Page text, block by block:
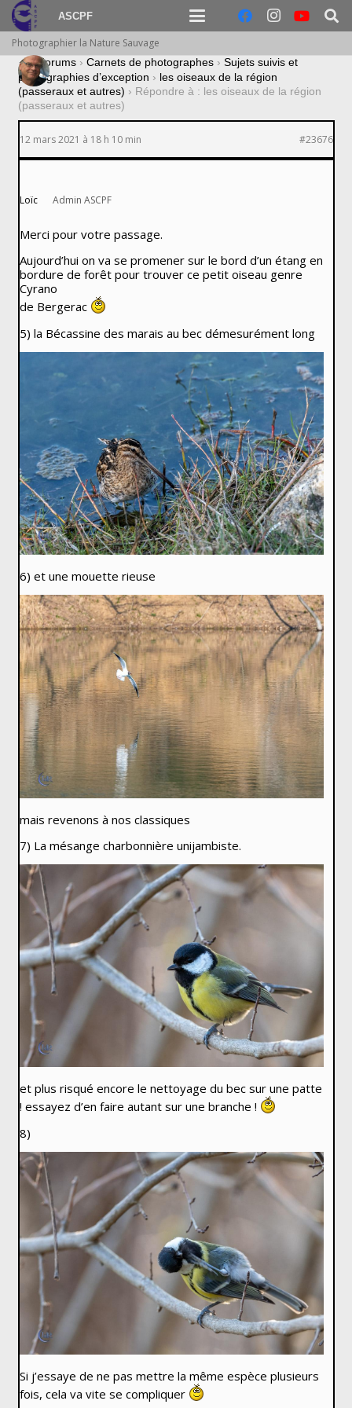
ASCPF
Photographier la Nature Sauvage
› Forums › Carnets de photographes › Sujets suivis et
photographies d’exception › les oiseaux de la région
(passeraux et autres) › Répondre à : les oiseaux de la région
(passeraux et autres)
12 mars 2021 à 18 h 10 min #23676
Loïc Admin ASCPF
Merci pour votre passage.
Aujourd’hui on va se promener sur le bord d’un étang en
bordure de forêt pour trouver ce petit oiseau genre
Cyrano
de Bergerac
5) la Bécassine des marais au bec démesurément long
6) et une mouette rieuse
mais revenons à nos classiques
7) La mésange charbonnière unijambiste.
et plus risqué encore le nettoyage du bec sur une patte
! essayez d’en faire autant sur une branche !
8)
Si j’essaye de ne pas mettre la même espèce plusieurs
fois, cela va vite se compliquer